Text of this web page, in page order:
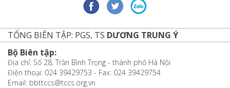
TỔNG BIÊN TẬP: PGS, TS DƯƠNG TRUNG Ý
Bộ Biên tập:
Địa chỉ: Số 28, Trần Bình Trọng - thành phố Hà Nội
Điện thoại: 024 39429753 - Fax: 024 39429754
Email: bbttccs@tccs.org.vn